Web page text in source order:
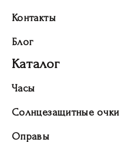
Контакты
Блог
Каталог
Часы
Солнцезащитные очки
Оправы